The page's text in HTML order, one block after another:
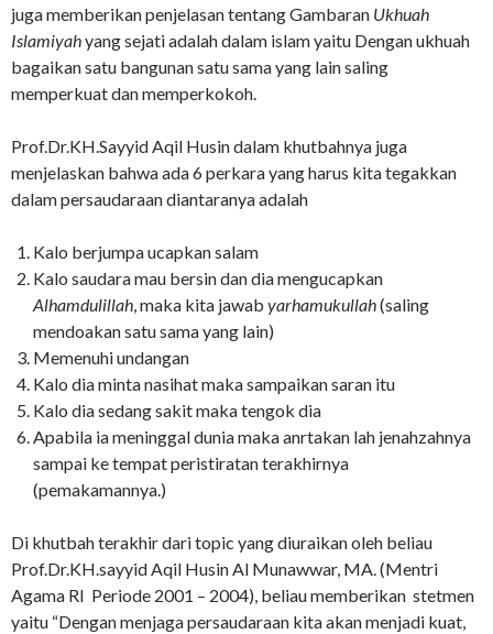
juga memberikan penjelasan tentang Gambaran Ukhuah
Islamiyahyang sejati adalah dalam islam yaitu Dengan ukhuah
bagaikan satu bangunan satu sama yang lain saling
memperkuat dan memperkokoh.
Prof.Dr.KH.Sayyid Aqil Husin dalam khutbahnya juga
menjelaskan bahwa ada 6 perkara yang harus kita tegakkan
dalam persaudaraan diantaranya adalah
Kalo berjumpa ucapkan salam
Kalo saudara mau bersin dan dia mengucapkan
Alhamdulillah, maka kita jawab yarhamukullah(saling
mendoakan satu sama yang lain)
Memenuhi undangan
Kalo dia minta nasihat maka sampaikan saran itu
Kalo dia sedang sakit maka tengok dia
Apabila ia meninggal dunia maka anrtakan lah jenahzahnya
sampai ke tempat peristiratan terakhirnya
(pemakamannya.)
Di khutbah terakhir dari topic yang diuraikan oleh beliau
Prof.Dr.KH.sayyid Aqil Husin Al Munawwar, MA. (Mentri
Agama RI Periode 2001 – 2004), beliau memberikan stetmen
yaitu “Dengan menjaga persaudaraan kita akan menjadi kuat,